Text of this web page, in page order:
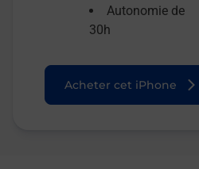
Autonomie de
30h
Acheter cet iPhone